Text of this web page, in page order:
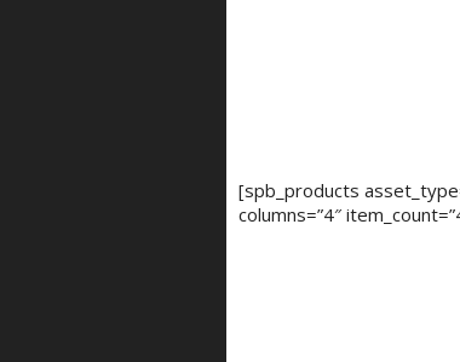
[spb_products
columns=”4″